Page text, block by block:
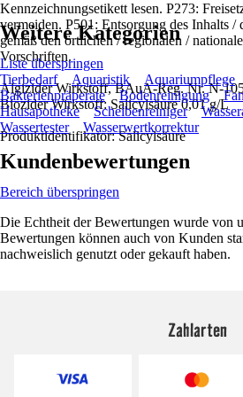
Kennzeichnungsetikett lesen. P273:
vermeiden. P501: Entsorgung des Inhalts /
gemäß den örtlichen / regionalen /
Vorschriften.
Algizider Wirkstoff, BAuA-Reg. Nr. N-
Biozider Wirkstoff: Salicylsäure 0,01 g/L
Produktidentifikator: Salicylsäure
Weitere Kategorien
Liste überspringen
Tierbedarf
Aquaristik Aquariumpflege
Bakterienpräperate
Bodenreinigung
Hausapotheke
Scheibenreiniger
Wassertester
Wasserwertkorrektur
Kundenbewertungen
Bereich überspringen
Die Echtheit der Bewertungen wurde von
Bewertungen können auch von Kunden
nachweislich genutzt oder gekauft haben.
Zahlarten